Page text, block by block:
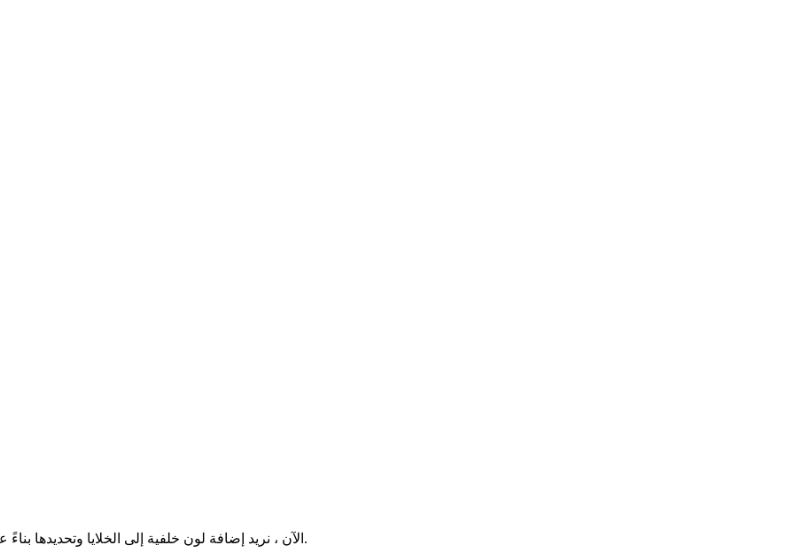
الآن ، نريد إضافة لون خلفية إلى الخلايا وتحديدها بناءً على موضع شريط التمرير في منطقة محددة من 30 صفًا في 10 أعمدة.